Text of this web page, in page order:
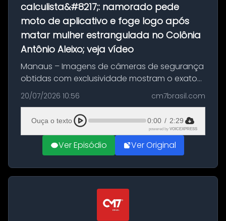
calculista&#8217;: namorado pede
moto de aplicativo e foge logo após
matar mulher estrangulada no Colônia
Antônio Aleixo; veja vídeo
Manaus – Imagens de câmeras de segurança
obtidas com exclusividade mostram o exato
momento da fuga do principal suspeito da
morte de Larissa Araújo, de 28 anos. O crime
ocorreu na noite deste último d...
20/07/2026 10:56 cm7brasil.com
Ouça o texto 0:00 / 2:29
powered by VOICEXPRESS
Ver Episódio Ver Original